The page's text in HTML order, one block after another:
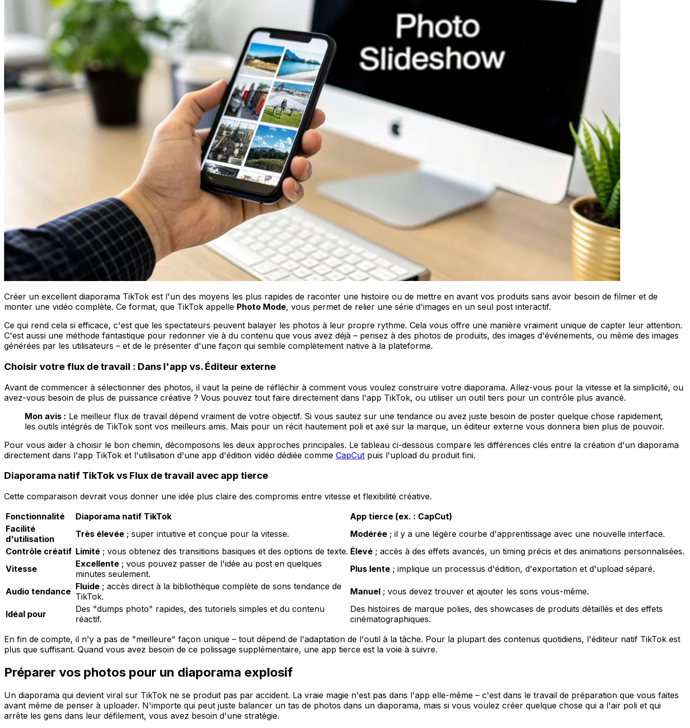
Créer un excellent diaporama TikTok est l'un des moyens les plus rapides de raconter une histoire ou de mettre en avant vos produits sans avoir besoin de filmer et de
monter une vidéo complète. Ce format, que TikTok appelle Photo Mode, vous permet de relier une série d'images en un seul post interactif.
Ce qui rend cela si efficace, c'est que les spectateurs peuvent balayer les photos à leur propre rythme. Cela vous offre une manière vraiment unique de capter leur attention.
C'est aussi une méthode fantastique pour redonner vie à du contenu que vous avez déjà – pensez à des photos de produits, des images d'événements, ou même des images
générées par les utilisateurs – et de le présenter d'une façon qui semble complètement native à la plateforme.
Choisir votre flux de travail : Dans l'app vs. Éditeur externe
Avant de commencer à sélectionner des photos, il vaut la peine de réfléchir à comment vous voulez construire votre diaporama. Allez-vous pour la vitesse et la simplicité, ou
avez-vous besoin de plus de puissance créative ? Vous pouvez tout faire directement dans l'app TikTok, ou utiliser un outil tiers pour un contrôle plus avancé.
Mon avis : Le meilleur flux de travail dépend vraiment de votre objectif. Si vous sautez sur une tendance ou avez juste besoin de poster quelque chose rapidement,
les outils intégrés de TikTok sont vos meilleurs amis. Mais pour un récit hautement poli et axé sur la marque, un éditeur externe vous donnera bien plus de pouvoir.
Pour vous aider à choisir le bon chemin, décomposons les deux approches principales. Le tableau ci-dessous compare les différences clés entre la création d'un diaporama
directement dans l'app TikTok et l'utilisation d'une app d'édition vidéo dédiée comme CapCut puis l'upload du produit fini.
Diaporama natif TikTok vs Flux de travail avec app tierce
Cette comparaison devrait vous donner une idée plus claire des compromis entre vitesse et flexibilité créative.
Fonctionnalité
Diaporama natif TikTok
App tierce (ex. : CapCut)
Facilité
d'utilisation
Très élevée ; super intuitive et conçue pour la vitesse. Modérée ; il y a une légère courbe d'apprentissage avec une nouvelle interface.
Contrôle créatif Limité ; vous obtenez des transitions basiques et des options de texte. Élevé ; accès à des effets avancés, un timing précis et des animations personnalisées.
Vitesse
Excellente ; vous pouvez passer de l'idée au post en quelques
minutes seulement.
Plus lente ; implique un processus d'édition, d'exportation et d'upload séparé.
Audio tendance Fluide ; accès direct à la bibliothèque complète de sons tendance de
TikTok.
Manuel ; vous devez trouver et ajouter les sons vous-même.
Idéal pour
Des "dumps photo" rapides, des tutoriels simples et du contenu
réactif.
Des histoires de marque polies, des showcases de produits détaillés et des effets
cinématographiques.
En fin de compte, il n'y a pas de "meilleure" façon unique – tout dépend de l'adaptation de l'outil à la tâche. Pour la plupart des contenus quotidiens, l'éditeur natif TikTok est
plus que suffisant. Quand vous avez besoin de ce polissage supplémentaire, une app tierce est la voie à suivre.
Préparer vos photos pour un diaporama explosif
Un diaporama qui devient viral sur TikTok ne se produit pas par accident. La vraie magie n'est pas dans l'app elle-même – c'est dans le travail de préparation que vous faites
avant même de penser à uploader. N'importe qui peut juste balancer un tas de photos dans un diaporama, mais si vous voulez créer quelque chose qui a l'air poli et qui
arrête les gens dans leur défilement, vous avez besoin d'une stratégie.